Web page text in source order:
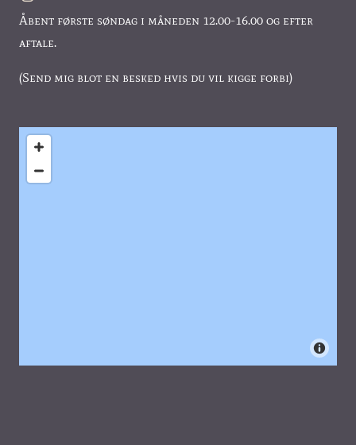
Åbent første søndag i måneden 12.00-16.00 og efter
aftale.
(Send mig blot en besked hvis du vil kigge forbi)